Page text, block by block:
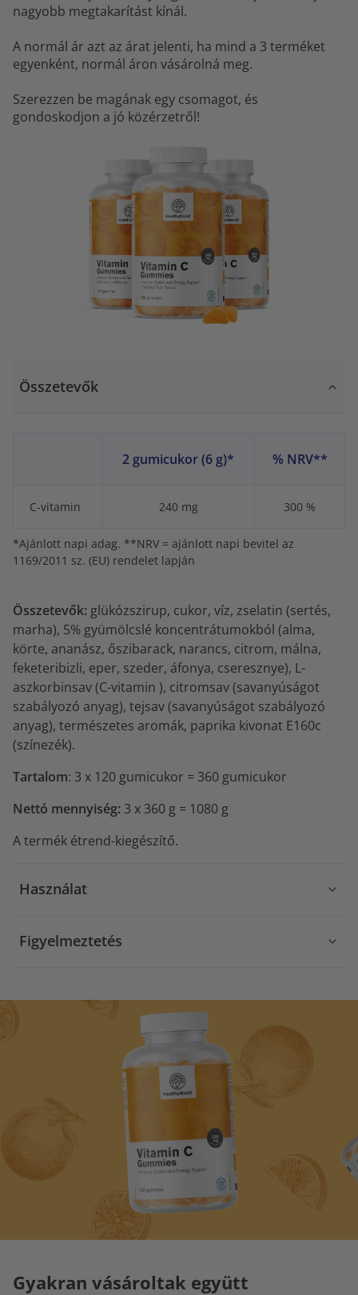
nagyobb megtakarítást kínál.
A normál ár azt az árat jelenti, ha mind a 3 terméket
egyenként, normál áron vásárolná meg.
Szerezzen be magának egy csomagot, és
gondoskodjon a jó közérzetről!
Összetevők
2 gumicukor (6 g)* % NRV**
C-vitamin 240 mg 300 %
*Ajánlott napi adag. **NRV = ajánlott napi bevitel az
1169/2011 sz. (EU) rendelet lapján
Összetevők: glükózszirup, cukor, víz, zselatin (sertés,
marha), 5% gyümölcslé koncentrátumokból (alma,
körte, ananász, őszibarack, narancs, citrom, málna,
feketeribizli, eper, szeder, áfonya, cseresznye), L-
aszkorbinsav (C-vitamin ), citromsav (savanyúságot
szabályozó anyag), tejsav (savanyúságot szabályozó
anyag), természetes aromák, paprika kivonat E160c
(színezék).
Tartalom: 3 x 120 gumicukor = 360 gumicukor
Nettó mennyiség: 3 x 360 g = 1080 g
A termék étrend-kiegészítő.
Használat
Figyelmeztetés
Gyakran vásároltak együtt